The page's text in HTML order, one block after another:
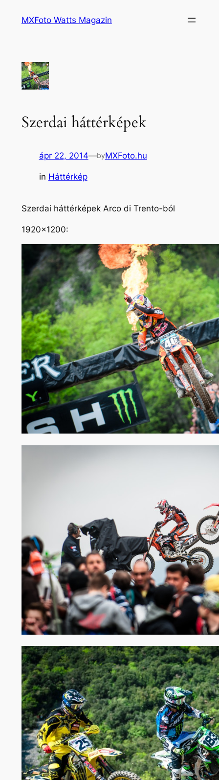
MXFoto Watts Magazin
Szerdai háttérképek
ápr 22, 2014—byMXFoto.hu
in Háttérkép
Szerdai háttérképek Arco di Trento-ból
1920×1200: